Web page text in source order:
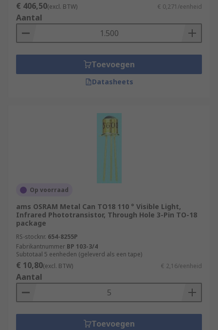
€ 406,50(excl. BTW) € 0,271/eenheid
Aantal
Toevoegen
Datasheets
Op voorraad
ams OSRAM Metal Can TO18 110 ° Visible Light,
Infrared Phototransistor, Through Hole 3-Pin TO-18
package
RS-stocknr. 654-8255P
Fabrikantnummer BP 103-3/4
Subtotaal 5 eenheden (geleverd als een tape)
€ 10,80(excl. BTW) € 2,16/eenheid
Aantal
Toevoegen